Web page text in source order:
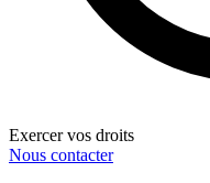
Exercer vos droits
Nous contacter